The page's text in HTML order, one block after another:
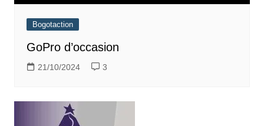
Bogotaction
GoPro d’occasion
21/10/2024 3